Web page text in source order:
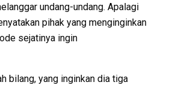
undang-undang. Apalagi
pihak yang menginginkan
sejatinya ingin
bilang, yang inginkan dia tiga